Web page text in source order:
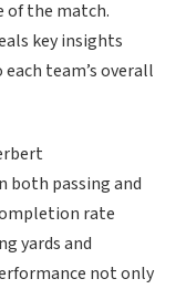
the match.
key insights
team’s overall
both passing and
rate
yards and
not only